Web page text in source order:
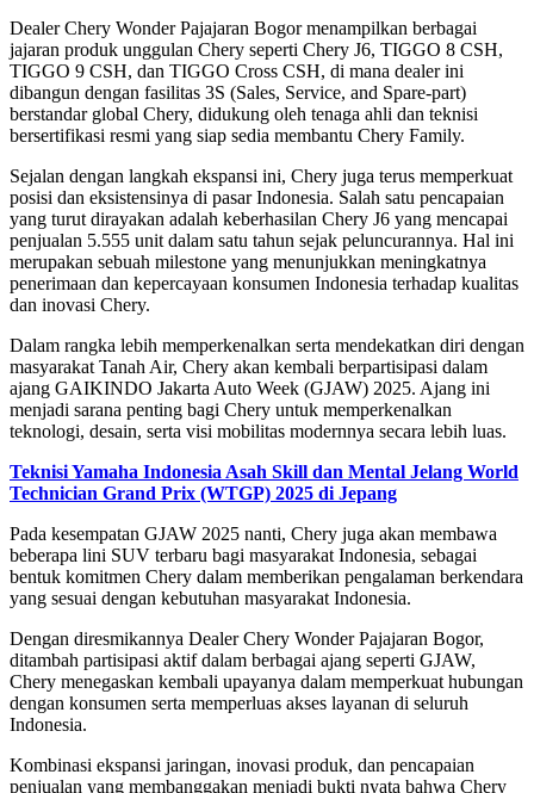
Dealer Chery Wonder Pajajaran Bogor menampilkan berbagai
jajaran produk unggulan Chery seperti Chery J6, TIGGO 8 CSH,
TIGGO 9 CSH, dan TIGGO Cross CSH, di mana dealer ini
dibangun dengan fasilitas 3S (Sales, Service, and Spare-part)
berstandar global Chery, didukung oleh tenaga ahli dan teknisi
bersertifikasi resmi yang siap sedia membantu Chery Family.
Sejalan dengan langkah ekspansi ini, Chery juga terus memperkuat
posisi dan eksistensinya di pasar Indonesia. Salah satu pencapaian
yang turut dirayakan adalah keberhasilan Chery J6 yang mencapai
penjualan 5.555 unit dalam satu tahun sejak peluncurannya. Hal ini
merupakan sebuah milestone yang menunjukkan meningkatnya
penerimaan dan kepercayaan konsumen Indonesia terhadap kualitas
dan inovasi Chery.
Dalam rangka lebih memperkenalkan serta mendekatkan diri dengan
masyarakat Tanah Air, Chery akan kembali berpartisipasi dalam
ajang GAIKINDO Jakarta Auto Week (GJAW) 2025. Ajang ini
menjadi sarana penting bagi Chery untuk memperkenalkan
teknologi, desain, serta visi mobilitas modernnya secara lebih luas.
Teknisi Yamaha Indonesia Asah Skill dan Mental Jelang World
Technician Grand Prix (WTGP) 2025 di Jepang
Pada kesempatan GJAW 2025 nanti, Chery juga akan membawa
beberapa lini SUV terbaru bagi masyarakat Indonesia, sebagai
bentuk komitmen Chery dalam memberikan pengalaman berkendara
yang sesuai dengan kebutuhan masyarakat Indonesia.
Dengan diresmikannya Dealer Chery Wonder Pajajaran Bogor,
ditambah partisipasi aktif dalam berbagai ajang seperti GJAW,
Chery menegaskan kembali upayanya dalam memperkuat hubungan
dengan konsumen serta memperluas akses layanan di seluruh
Indonesia.
Kombinasi ekspansi jaringan, inovasi produk, dan pencapaian
penjualan yang membanggakan menjadi bukti nyata bahwa Chery